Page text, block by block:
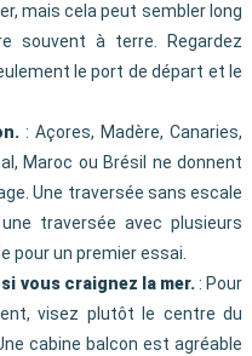
mais cela peut sembler long
souvent à terre. Regardez
le port de départ et le
: Açores, Madère, Canaries,
Maroc ou Brésil ne donnent
Une traversée sans escale
traversée avec plusieurs
pour un premier essai.
vous craignez la mer.: Pour
visez plutôt le centre du
cabine balcon est agréable